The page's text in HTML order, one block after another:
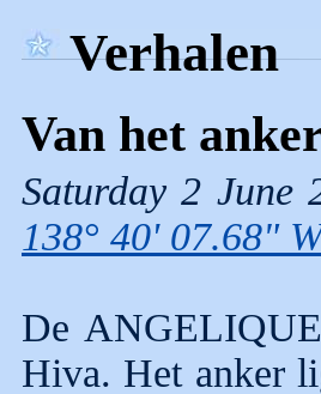
Verhalen
Van het
Saturday 2
138° 40' 07.68"
De
Hiva. Het anker